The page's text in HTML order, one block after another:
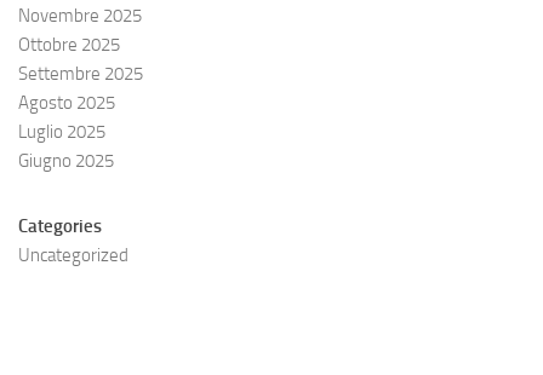
Novembre 2025
Ottobre 2025
Settembre 2025
Agosto 2025
Luglio 2025
Giugno 2025
Categories
Uncategorized